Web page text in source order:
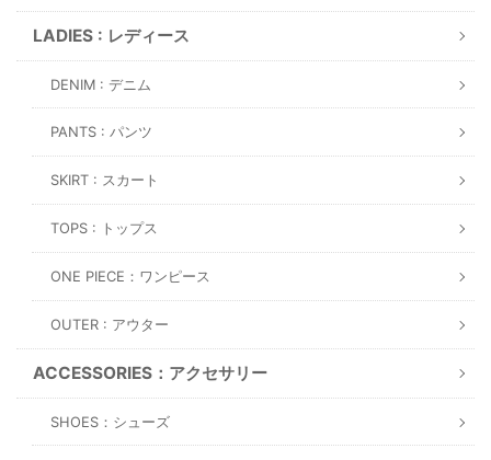
LADIES : レディース
DENIM : デニム
PANTS : パンツ
SKIRT : スカート
TOPS : トップス
ONE PIECE：ワンピース
OUTER : アウター
ACCESSORIES：アクセサリー
SHOES：シューズ